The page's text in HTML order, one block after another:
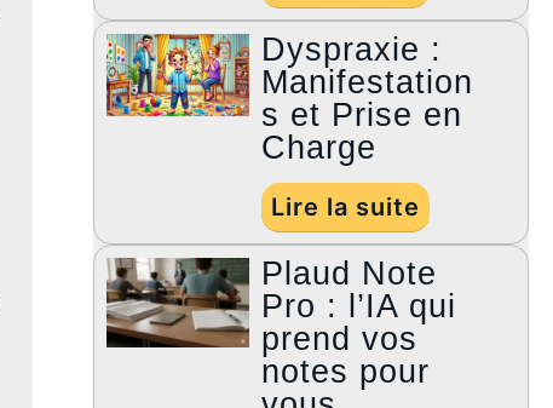
Dyspraxie :
Manifestation
s et Prise en
Charge
Lire la suite
Plaud Note
Pro : l’IA qui
prend vos
notes pour